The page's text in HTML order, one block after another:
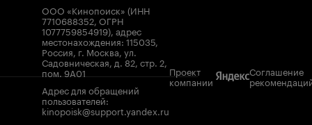
ООО «Кинопоиск» (ИНН
7710688352, ОГРН
1077759854919), адрес
местонахождения: 115035,
Россия, г. Москва, ул.
Садовническая, д. 82, стр. 2,
пом. 9А01
Адрес для обращений
пользователей:
kinopoisk@support.yandex.ru
Проект
компании
Соглашение